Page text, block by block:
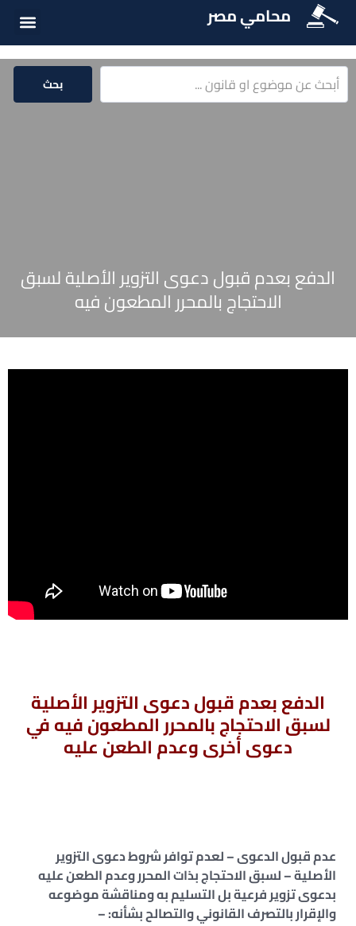
محامي مصر
بحث
الدفع بعدم قبول دعوى التزوير الأصلية لسبق
الاحتجاج بالمحرر المطعون فيه
الدفع بعدم قبول دعوى التزوير الأصلية
لسبق الاحتجاج بالمحرر المطعون فيه في
دعوى أخرى وعدم الطعن عليه
عدم قبول الدعوى – لعدم توافر شروط دعوى التزوير
الأصلية – لسبق الاحتجاج بذات المحرر وعدم الطعن عليه
بدعوى تزوير فرعية بل التسليم به ومناقشة موضوعه
والإقرار بالتصرف القانوني والتصالح بشأنه: –